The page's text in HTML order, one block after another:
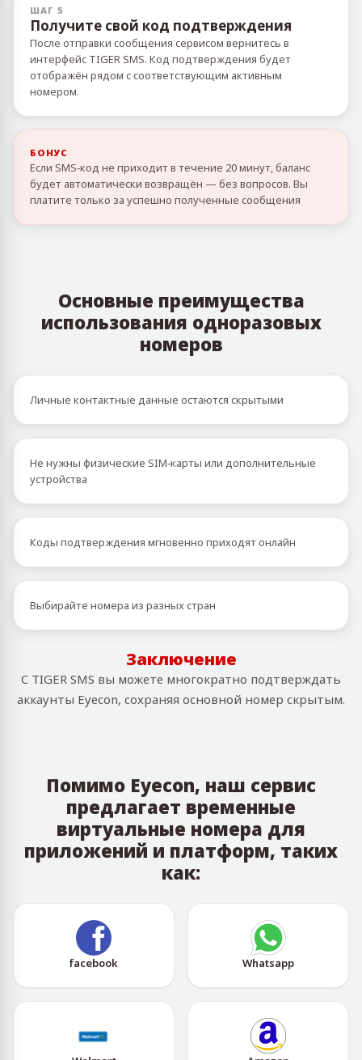
ШАГ 5
Получите свой код подтверждения
После отправки сообщения сервисом вернитесь в
интерфейс TIGER SMS. Код подтверждения будет
отображён рядом с соответствующим активным
номером.
БОНУС
Если SMS‑код не приходит в течение 20 минут, баланс
будет автоматически возвращён — без вопросов. Вы
платите только за успешно полученные сообщения
Основные преимущества
использования одноразовых
номеров
Личные контактные данные остаются скрытыми
Не нужны физические SIM‑карты или дополнительные
устройства
Коды подтверждения мгновенно приходят онлайн
Выбирайте номера из разных стран
Заключение
С TIGER SMS вы можете многократно подтверждать
аккаунты Eyecon, сохраняя основной номер скрытым.
Помимо Eyecon, наш сервис
предлагает временные
виртуальные номера для
приложений и платформ, таких
как:
facebook Whatsapp